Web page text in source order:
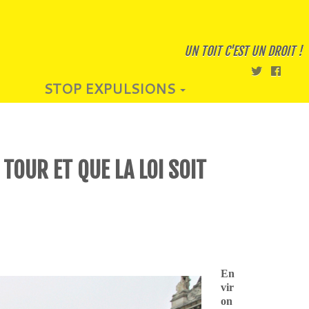
UN TOIT C'EST UN DROIT !
STOP EXPULSIONS
ET QUE LA LOI SOIT
En
vir
on